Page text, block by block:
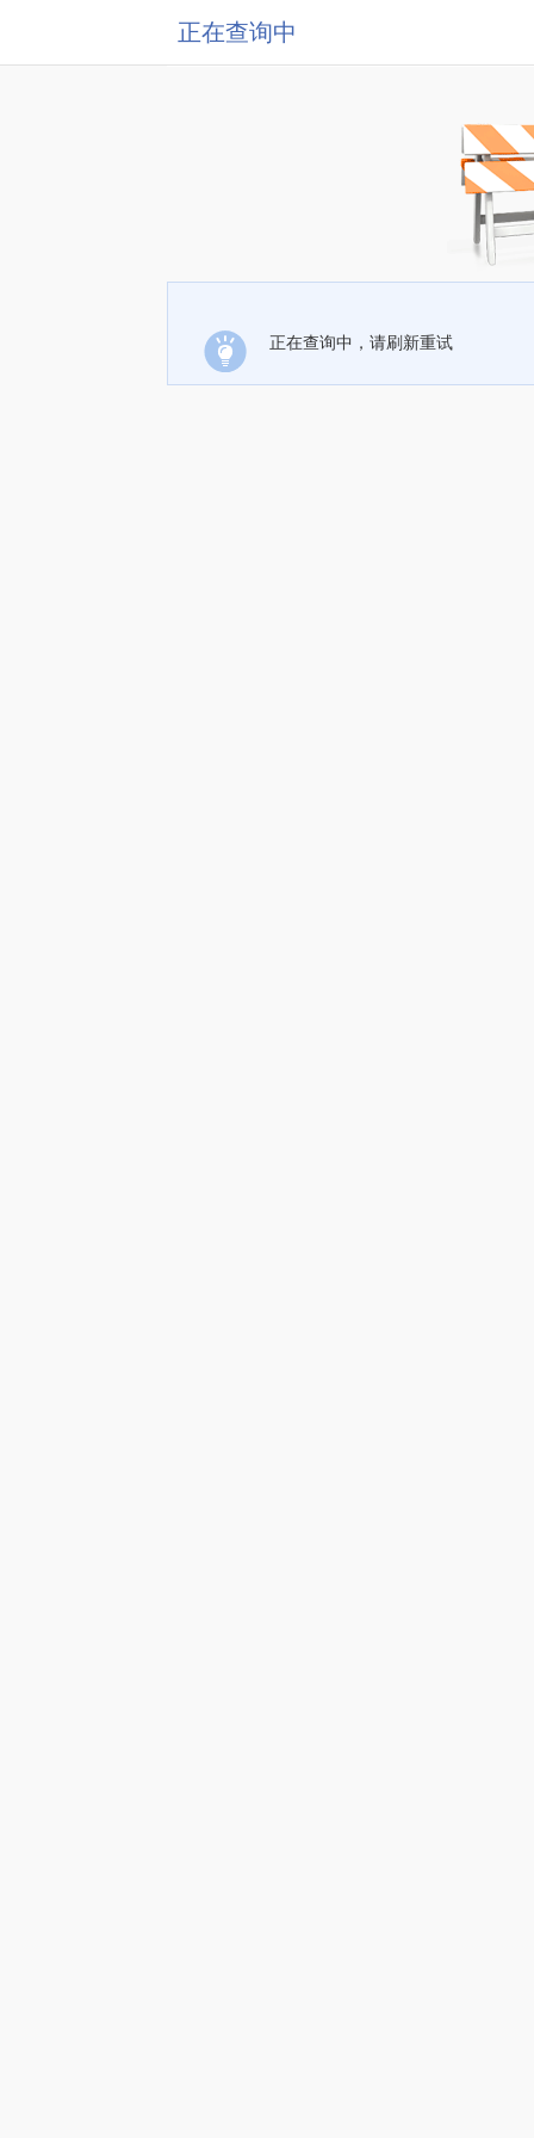
正在查询中
正在查询中，请刷新重试